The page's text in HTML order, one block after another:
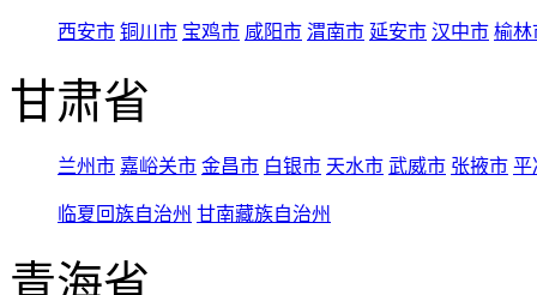
西安市 铜川市 宝鸡市 咸阳市 渭南市 延安市 汉中市 榆林
甘肃省
兰州市 嘉峪关市 金昌市 白银市 天水市 武威市 张掖市 平
临夏回族自治州 甘南藏族自治州
青海省